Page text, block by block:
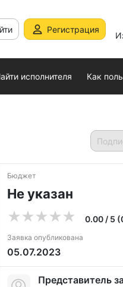
Регистрация
исполнителя Как
Бюджет
Не указан
0.00 / 5
Заявка опубликована
05.07.2023
Представитель